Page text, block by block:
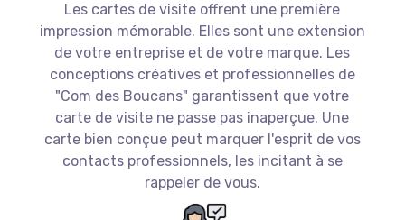
Les cartes de visite offrent une première
impression mémorable. Elles sont une extension
de votre entreprise et de votre marque. Les
conceptions créatives et professionnelles de
"Com des Boucans" garantissent que votre
carte de visite ne passe pas inaperçue. Une
carte bien conçue peut marquer l'esprit de vos
contacts professionnels, les incitant à se
rappeler de vous.